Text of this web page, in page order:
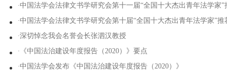
·中国法学会法律文书学研究会第十一届“全国十大杰出青年法学家”
·中国法学会法律文书学研究会第十届“全国十大杰出青年法学家”推
·深切悼念我会名誉会长张泗汉教授
· 《中国法治建设年度报告（2020）》要点
·中国法学会发布《中国法治建设年度报告（2020）》